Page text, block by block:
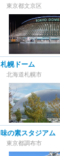
東京都文京区
札幌ドーム
北海道札幌市
味の素スタジアム
東京都調布市